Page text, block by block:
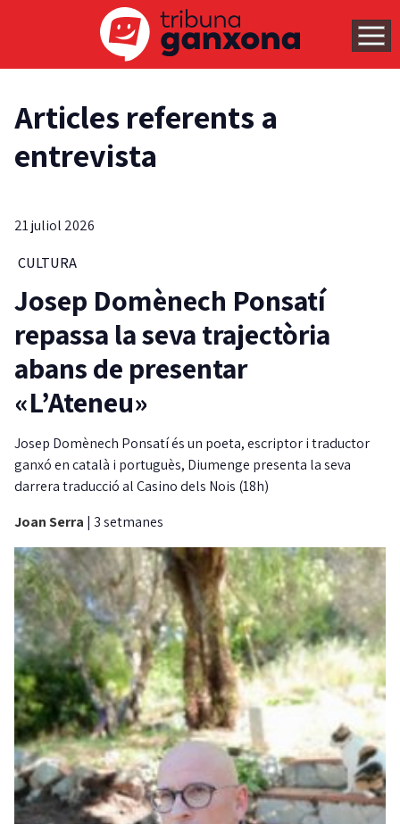
Articles referents a
entrevista
21 juliol 2026
CULTURA
Josep Domènech Ponsatí
repassa la seva trajectòria
abans de presentar
«L’Ateneu»
Josep Domènech Ponsatí és un poeta, escriptor i traductor
ganxó en català i portuguès, Diumenge presenta la seva
darrera traducció al Casino dels Nois (18h)
Joan Serra | 3 setmanes